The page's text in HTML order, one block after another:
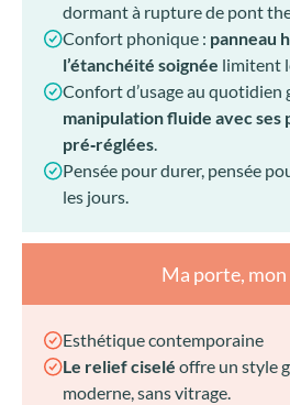
dormant à rupture de pont
Confort phonique : panneau
l’étanchéité soignée limitent
Confort d’usage au quotidien
manipulation fluide avec ses
pré‑réglées.
Pensée pour durer, pensée
les jours.
Ma porte,
Esthétique contemporaine
Le relief ciselé offre un style
moderne, sans vitrage.